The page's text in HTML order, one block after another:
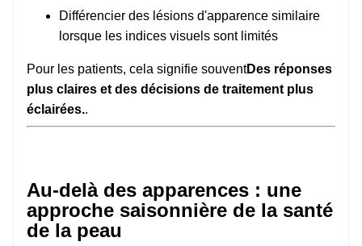
Différencier des lésions d'apparence similaire
lorsque les indices visuels sont limités
Pour les patients, cela signifie souventDes réponses
plus claires et des décisions de traitement plus
éclairées..
Au-delà des apparences : une
approche saisonnière de la santé
de la peau